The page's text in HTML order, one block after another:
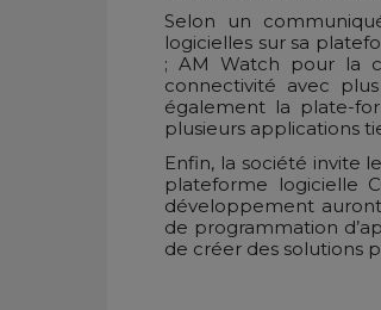
Selon un
logicielles sur sa
; AM Watch pour la
connectivité avec
également la plate-
plusieurs applications
Enfin, la société invite
plateforme logicielle
développement
de programmation
de créer des solutions